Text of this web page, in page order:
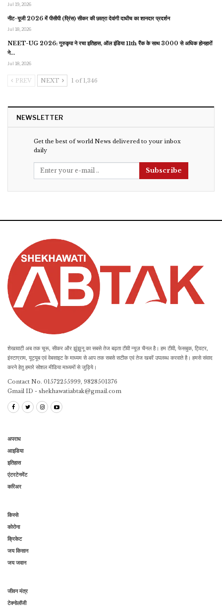
Jul 19, 2026
नीट-यूजी 2026 में पीसीपी (प्रिंस) सीकर की छात्रा देवांगी दाधीच का शानदार प्रदर्शन
Jul 18, 2026
NEET-UG 2026: गुरुकृपा ने रचा इतिहास, ऑल इंडिया 11th रैंक के साथ 3000 से अधिक होनहारों
ने…
Jul 18, 2026
PREV NEXT 1 of 1,346
NEWSLETTER
Get the best of world News delivered to your inbox
daily
Subscribe
शेखावाटी अब तक चूरू, सीकर और झुंझुनू का सबसे तेज बढ़ता टीवी न्यूज़ चैनल है। हम टीवी, फेसबुक, ट्विटर,
इंस्टाग्राम, यूट्यूब एवं वेबसाइट के माध्यम से आप तक सबसे सटीक एवं तेज खबरें उपलब्ध करवाते है। हमसे संवाद
करने हेतु हमारे सोशल मीडिया माध्यमों से जुड़िये।
Contact No. 01572255999, 9828501376
Gmail ID - shekhawatiabtak@gmail.com
अपराध
आइडिया
इतिहास
एंटरटेनमेंट
करिअर
किस्से
कोरोना
क्रिकेट
जय किसान
जय जवान
जीवन मंत्र
टेक्नोलॉजी